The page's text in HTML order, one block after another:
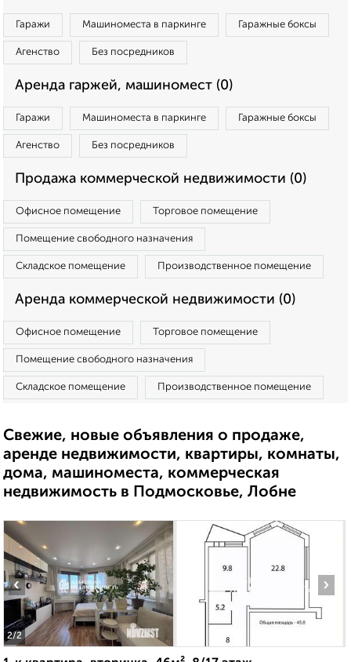
Гаражи Машиноместа в паркинге Гаражные боксы
Агенство Без посредников
Аренда гаржей, машиномест (0)
Гаражи Машиноместа в паркинге Гаражные боксы
Агенство Без посредников
Продажа коммерческой недвижимости (0)
Офисное помещение Торговое помещение
Помещение свободного назначения
Складское помещение Производственное помещение
Аренда коммерческой недвижимости (0)
Офисное помещение Торговое помещение
Помещение свободного назначения
Складское помещение Производственное помещение
Свежие, новые объявления о продаже,
аренде недвижимости, квартиры, комнаты,
дома, машиноместа, коммерческая
недвижимость в Подмосковье, Лобне
2/2
‹ ›